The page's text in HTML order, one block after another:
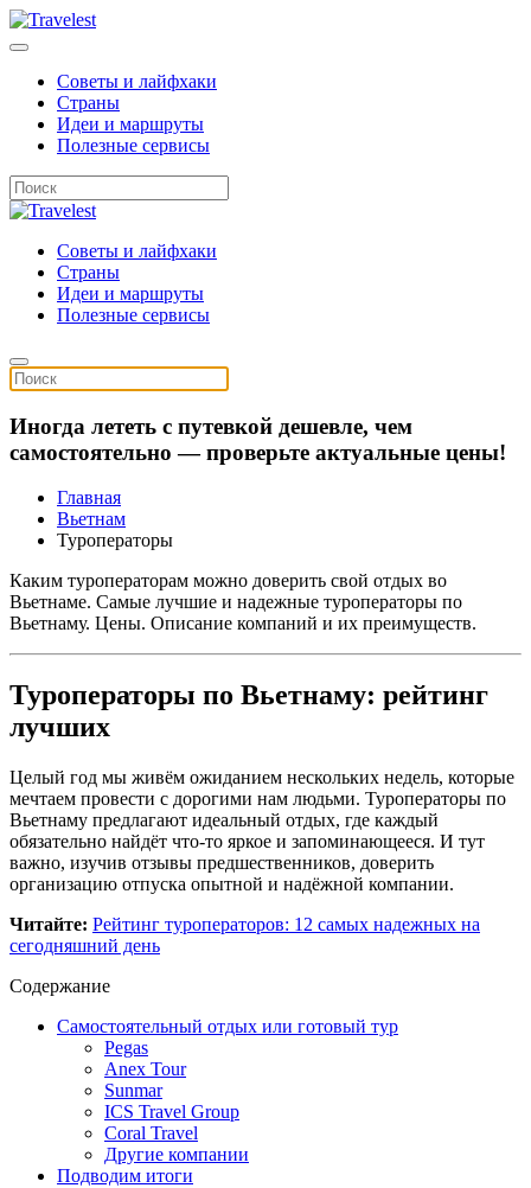
Советы и лайфхаки
Страны
Идеи и маршруты
Полезные сервисы
Советы и лайфхаки
Страны
Идеи и маршруты
Полезные сервисы
Иногда лететь с путевкой дешевле, чем
самостоятельно — проверьте актуальные цены!
Главная
Вьетнам
Туроператоры
Каким туроператорам можно доверить свой отдых во
Вьетнаме. Самые лучшие и надежные туроператоры по
Вьетнаму. Цены. Описание компаний и их преимуществ.
Туроператоры по Вьетнаму: рейтинг
лучших
Целый год мы живём ожиданием нескольких недель, которые
мечтаем провести с дорогими нам людьми. Туроператоры по
Вьетнаму предлагают идеальный отдых, где каждый
обязательно найдёт что-то яркое и запоминающееся. И тут
важно, изучив отзывы предшественников, доверить
организацию отпуска опытной и надёжной компании.
Читайте: Рейтинг туроператоров: 12 самых надежных на
сегодняшний день
Содержание
Самостоятельный отдых или готовый тур
Pegas
Anex Tour
Sunmar
ICS Travel Group
Coral Travel
Другие компании
Подводим итоги